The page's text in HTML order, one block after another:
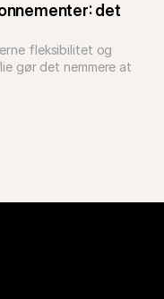
det
fleksibilitet og
gør det nemmere at